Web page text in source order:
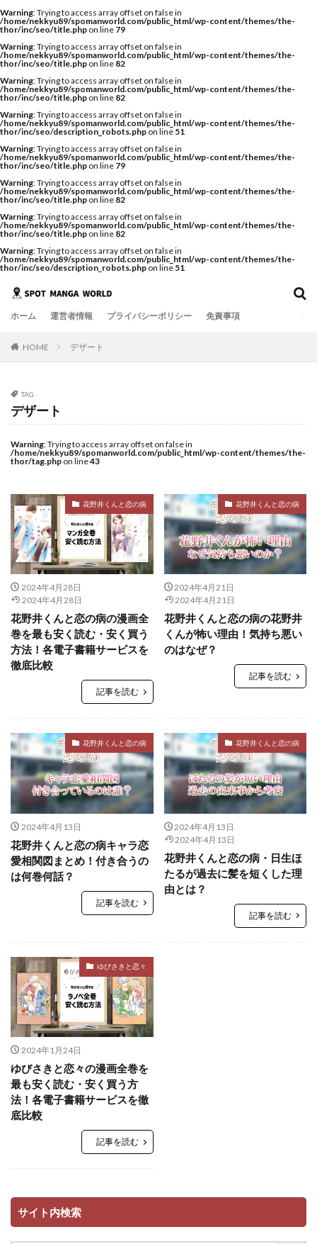
Warning: Trying to access array offset on false in
/home/nekkyu89/spomanworld.com/public_html/wp-content/themes/the-
thor/inc/seo/title.php on line 79
Warning: Trying to access array offset on false in
/home/nekkyu89/spomanworld.com/public_html/wp-content/themes/the-
thor/inc/seo/title.php on line 82
Warning: Trying to access array offset on false in
/home/nekkyu89/spomanworld.com/public_html/wp-content/themes/the-
thor/inc/seo/title.php on line 82
Warning: Trying to access array offset on false in
/home/nekkyu89/spomanworld.com/public_html/wp-content/themes/the-
thor/inc/seo/description_robots.php on line 51
Warning: Trying to access array offset on false in
/home/nekkyu89/spomanworld.com/public_html/wp-content/themes/the-
thor/inc/seo/title.php on line 79
Warning: Trying to access array offset on false in
/home/nekkyu89/spomanworld.com/public_html/wp-content/themes/the-
thor/inc/seo/title.php on line 82
Warning: Trying to access array offset on false in
/home/nekkyu89/spomanworld.com/public_html/wp-content/themes/the-
thor/inc/seo/title.php on line 82
Warning: Trying to access array offset on false in
/home/nekkyu89/spomanworld.com/public_html/wp-content/themes/the-
thor/inc/seo/description_robots.php on line 51
ホーム 運営者情報 プライバシーポリシー 免責事項
HOME デザート
TAG
デザート
Warning: Trying to access array offset on false in
/home/nekkyu89/spomanworld.com/public_html/wp-content/themes/the-
thor/tag.php on line43
花野井くんと恋の病
2024年4月28日
2024年4月28日
花野井くんと恋の病の漫画全
巻を最も安く読む・安く買う
方法！各電子書籍サービスを
徹底比較
記事を読む
花野井くんと恋の病
2024年4月21日
2024年4月21日
花野井くんと恋の病の花野井
くんが怖い理由！気持ち悪い
のはなぜ？
記事を読む
花野井くんと恋の病
2024年4月13日
花野井くんと恋の病キャラ恋
愛相関図まとめ！付き合うの
は何巻何話？
記事を読む
花野井くんと恋の病
2024年4月13日
2024年4月13日
花野井くんと恋の病・日生ほ
たるが過去に髪を短くした理
由とは？
記事を読む
ゆびさきと恋々
2024年1月24日
ゆびさきと恋々の漫画全巻を
最も安く読む・安く買う方
法！各電子書籍サービスを徹
底比較
記事を読む
サイト内検索